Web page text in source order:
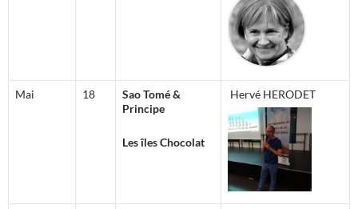
Mai 18
Sao Tomé &
Principe
Les îles Chocolat
Hervé HERODET